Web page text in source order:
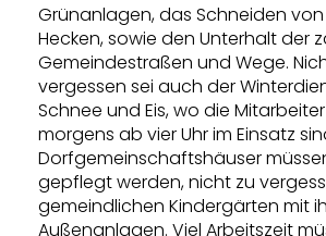
Grünanlagen, das Schneiden
Hecken, sowie den Unterhalt der
Gemeindestraßen und Wege.
vergessen sei auch der
Schnee und Eis, wo die
morgens ab vier Uhr im Einsatz
Dorfgemeinschaftshäuser
gepflegt werden, nicht zu
gemeindlichen Kindergärten mit
Außenanlagen. Viel Arbeitszeit